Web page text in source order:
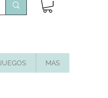
JUEGOS MAS